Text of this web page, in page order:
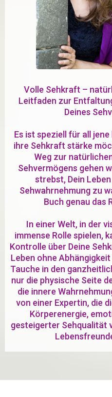
Volle Sehkraft –
Leitfaden zur
Deines
Es ist speziell für all
ihre Sehkraft stärke
Weg zur
Sehvermögens gehen
strebst, Dein
Sehwahrnehmung zu
Buch genau das
In einer Welt, in der
immense Rolle spielen,
Kontrolle über Deine
Leben ohne
Tauche in den
nur die physische Seite
die innere
von einer Expertin, die
Körperenergie,
gesteigerter Sehqualität